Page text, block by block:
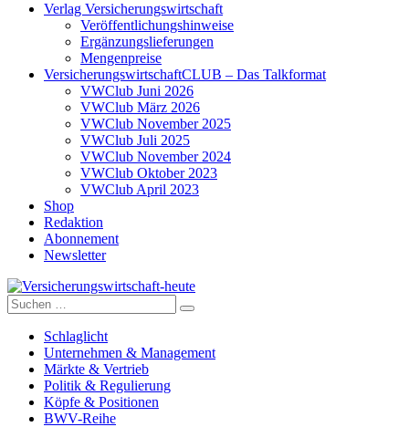
Verlag Versicherungswirtschaft
Veröffentlichungshinweise
Ergänzungslieferungen
Mengenpreise
VersicherungswirtschaftCLUB – Das Talkformat
VWClub Juni 2026
VWClub März 2026
VWClub November 2025
VWClub Juli 2025
VWClub November 2024
VWClub Oktober 2023
VWClub April 2023
Shop
Redaktion
Abonnement
Newsletter
Versicherungswirtschaft-heute
Suche
nach:
Schlaglicht
Unternehmen & Management
Märkte & Vertrieb
Politik & Regulierung
Köpfe & Positionen
BWV-Reihe